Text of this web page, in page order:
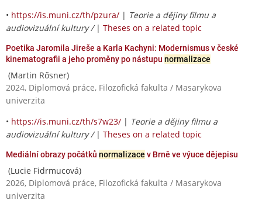
• https://is.muni.cz/th/pzura/ | Teorie a dějiny filmu a
audiovizuální kultury / | Theses on a related topic
Poetika Jaromila Jireše a Karla Kachyni: Modernismus v české
kinematografii a jeho proměny po nástupu normalizace
(Martin Rősner)
2024, Diplomová práce, Filozofická fakulta / Masarykova
univerzita
• https://is.muni.cz/th/s7w23/ | Teorie a dějiny filmu a
audiovizuální kultury / | Theses on a related topic
Mediální obrazy počátků normalizace v Brně ve výuce dějepisu
(Lucie Fidrmucová)
2026, Diplomová práce, Filozofická fakulta / Masarykova
univerzita